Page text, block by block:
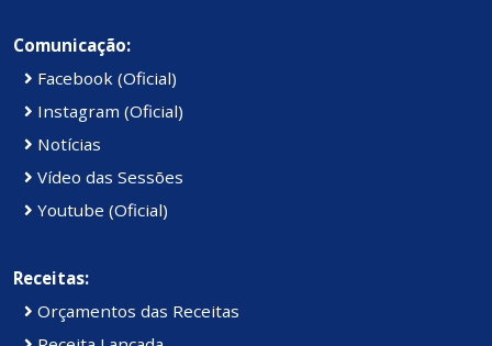
Comunicação:
Facebook (Oficial)
Instagram (Oficial)
Notícias
Vídeo das Sessões
Youtube (Oficial)
Receitas:
Orçamentos das Receitas